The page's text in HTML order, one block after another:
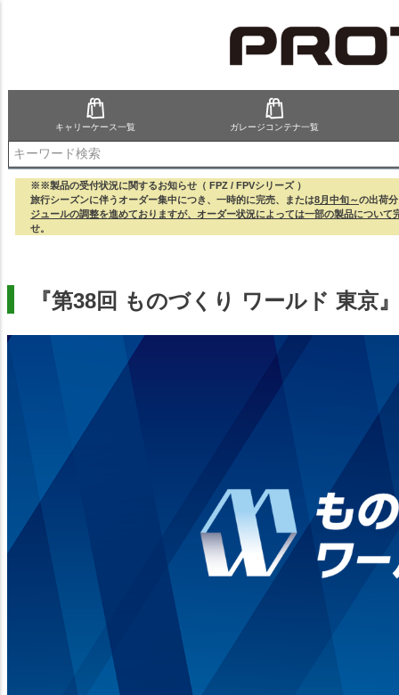
キャリーケース一覧 ガレージコンテナ一覧
※※製品の受付状況に関するお知らせ（ FPZ / FPVシリーズ ）
旅行シーズンに伴うオーダー集中につき、一時的に完売、または8月中旬～の出荷
ジュールの調整を進めておりますが、オーダー状況によっては一部の製品について
せ。
『第38回 ものづくり ワールド 東京